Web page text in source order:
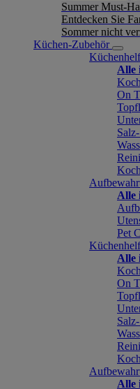
Summer Must-
Entdecken Sie
Sommer nicht
Küchen-Zubehör
Alle
On
Alle
Pet
Alle
On
Alle